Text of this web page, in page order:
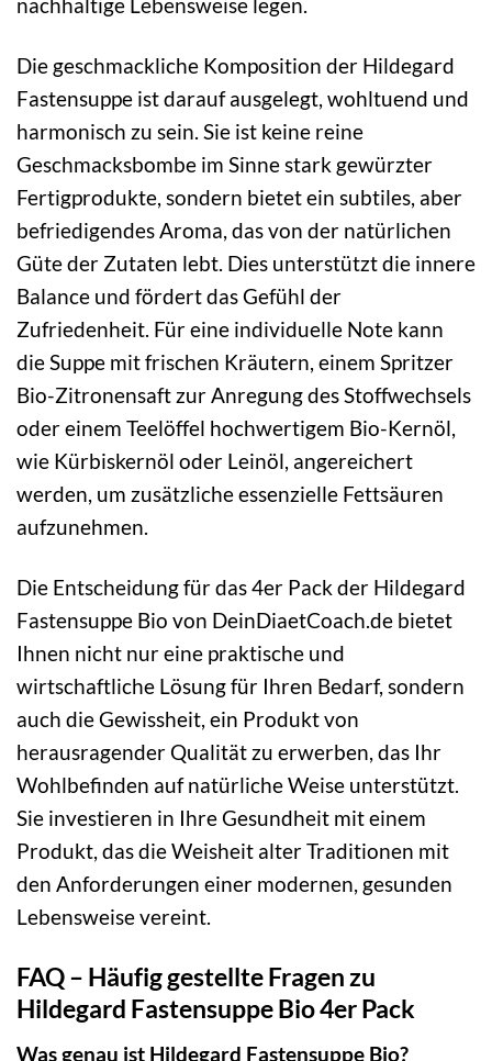
nachhaltige Lebensweise legen.
Die geschmackliche Komposition der Hildegard
Fastensuppe ist darauf ausgelegt, wohltuend und
harmonisch zu sein. Sie ist keine reine
Geschmacksbombe im Sinne stark gewürzter
Fertigprodukte, sondern bietet ein subtiles, aber
befriedigendes Aroma, das von der natürlichen
Güte der Zutaten lebt. Dies unterstützt die innere
Balance und fördert das Gefühl der
Zufriedenheit. Für eine individuelle Note kann
die Suppe mit frischen Kräutern, einem Spritzer
Bio-Zitronensaft zur Anregung des Stoffwechsels
oder einem Teelöffel hochwertigem Bio-Kernöl,
wie Kürbiskernöl oder Leinöl, angereichert
werden, um zusätzliche essenzielle Fettsäuren
aufzunehmen.
Die Entscheidung für das 4er Pack der Hildegard
Fastensuppe Bio von DeinDiaetCoach.de bietet
Ihnen nicht nur eine praktische und
wirtschaftliche Lösung für Ihren Bedarf, sondern
auch die Gewissheit, ein Produkt von
herausragender Qualität zu erwerben, das Ihr
Wohlbefinden auf natürliche Weise unterstützt.
Sie investieren in Ihre Gesundheit mit einem
Produkt, das die Weisheit alter Traditionen mit
den Anforderungen einer modernen, gesunden
Lebensweise vereint.
FAQ – Häufig gestellte Fragen zu
Hildegard Fastensuppe Bio 4er Pack
Was genau ist Hildegard Fastensuppe Bio?